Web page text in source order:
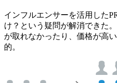
インフルエンサーを活用した
け？という疑問が解消できた
が取れなかったり、価格が高
的。